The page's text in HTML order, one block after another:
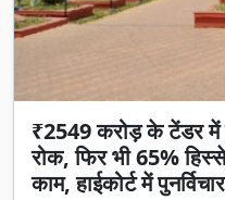
₹2549 करोड़ के टेंडर में
रोक, फिर भी 65%
काम, हाईकोर्ट में